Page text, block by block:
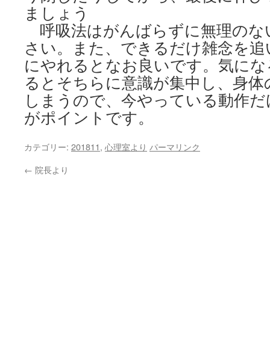
ましょう
呼吸法はがんばらずに無理の
さい。また、できるだけ雑念を
にやれるとなお良いです。気に
るとそちらに意識が集中し、身
しまうので、今やっている動作
がポイントです。
カテゴリー: 201811, 心理室より パーマリンク
← 院長より